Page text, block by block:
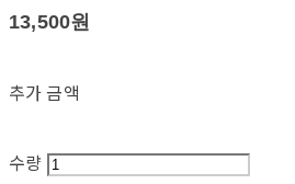
13,500원
추가 금액
수량